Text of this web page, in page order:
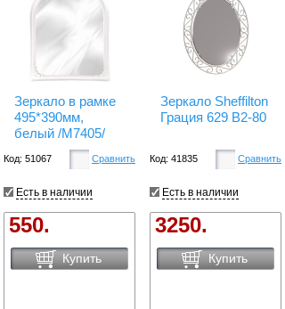
Зеркало в рамке
495*390мм,
белый /М7405/
Код: 51067 Сравнить
Есть в наличии
550.
Купить
Зеркало Sheffilton
Грация 629 B2-80
Код: 41835 Сравнить
Есть в наличии
3250.
Купить